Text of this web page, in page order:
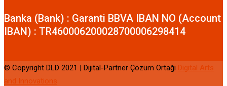
Banka (Bank) : Garanti BBVA IBAN NO (Account
IBAN) : TR460006200028700006298414
© Copyright DLD 2021 | Dijital-Partner Çözüm Ortağı Digital Arts
and Innovations